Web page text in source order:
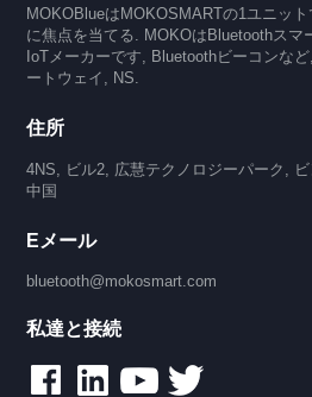
MOKOBlueはMOKOSMARTの1ユニッ
に焦点を当てる. MOKOはBluetoothスマ
IoTメーカーです, Bluetoothビーコンな
ートウェイ, NS.
住所
4NS, ビル2, 広慧テクノロジーパーク,
中国
Eメール
bluetooth@mokosmart.com
私達と接続